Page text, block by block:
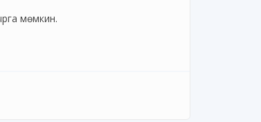
мөмкин.